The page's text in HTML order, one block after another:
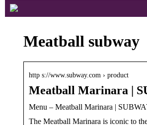
Meatball subway
http s://www.subway.com › product
Meatball Marinara |
Menu – Meatball Marinara |
The Meatball Marinara is iconic to